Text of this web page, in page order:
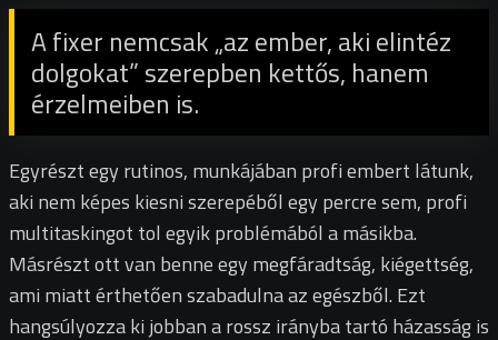
A fixer nemcsak „az ember, aki elintéz
dolgokat” szerepben kettős, hanem
érzelmeiben is.
Egyrészt egy rutinos, munkájában profi embert látunk,
aki nem képes kiesni szerepéből egy percre sem, profi
multitaskingot tol egyik problémából a másikba.
Másrészt ott van benne egy megfáradtság, kiégettség,
ami miatt érthetően szabadulna az egészből. Ezt
hangsúlyozza ki jobban a rossz irányba tartó házasság is